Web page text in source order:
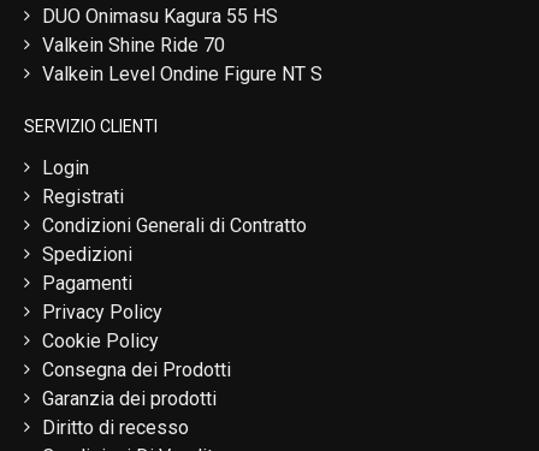
DUO Onimasu Kagura 55 HS
Valkein Shine Ride 70
Valkein Level Ondine Figure NT S
SERVIZIO CLIENTI
Login
Registrati
Condizioni Generali di Contratto
Spedizioni
Pagamenti
Privacy Policy
Cookie Policy
Consegna dei Prodotti
Garanzia dei prodotti
Diritto di recesso